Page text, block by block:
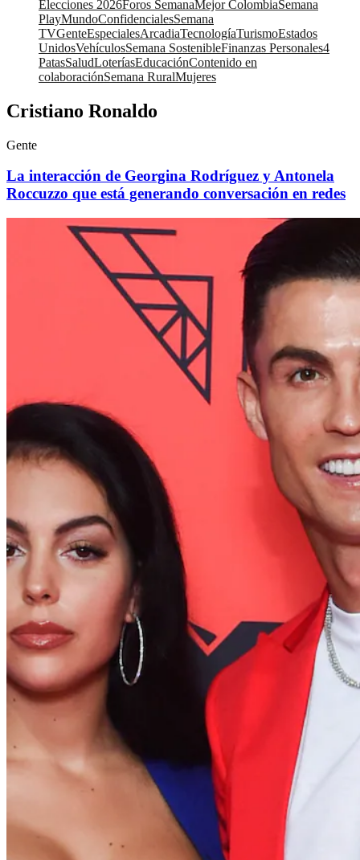
Elecciones 2026Foros SemanaMejor ColombiaSemana
PlayMundoConfidencialesSemana
TVGenteEspecialesArcadiaTecnologíaTurismoEstados
UnidosVehículosSemana SostenibleFinanzas Personales4
PatasSaludLoteríasEducaciónContenido en
colaboraciónSemana RuralMujeres
Cristiano Ronaldo
Gente
La interacción de Georgina Rodríguez y Antonela
Roccuzzo que está generando conversación en redes